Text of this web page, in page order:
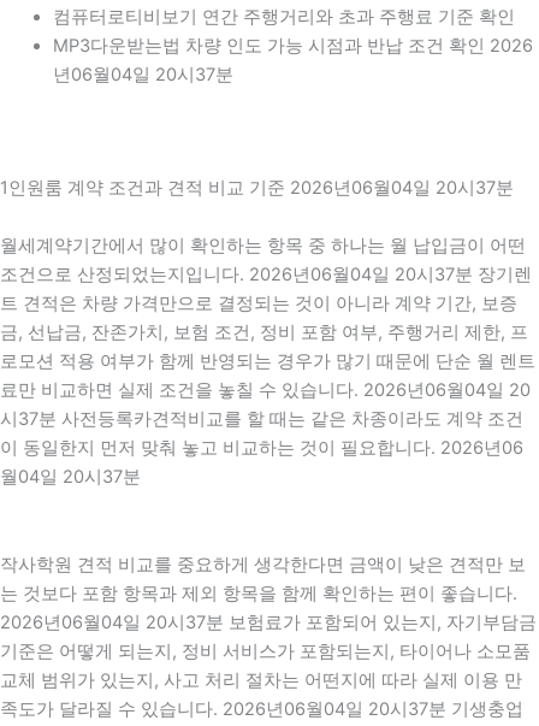
컴퓨터로티비보기 연간 주행거리와 초과 주행료 기준 확인
MP3다운받는법 차량 인도 가능 시점과 반납 조건 확인 2026
년06월04일 20시37분
1인원룸 계약 조건과 견적 비교 기준 2026년06월04일 20시37분
월세계약기간에서 많이 확인하는 항목 중 하나는 월 납입금이 어떤
조건으로 산정되었는지입니다. 2026년06월04일 20시37분 장기렌
트 견적은 차량 가격만으로 결정되는 것이 아니라 계약 기간, 보증
금, 선납금, 잔존가치, 보험 조건, 정비 포함 여부, 주행거리 제한, 프
로모션 적용 여부가 함께 반영되는 경우가 많기 때문에 단순 월 렌트
료만 비교하면 실제 조건을 놓칠 수 있습니다. 2026년06월04일 20
시37분 사전등록카견적비교를 할 때는 같은 차종이라도 계약 조건
이 동일한지 먼저 맞춰 놓고 비교하는 것이 필요합니다. 2026년06
월04일 20시37분
작사학원 견적 비교를 중요하게 생각한다면 금액이 낮은 견적만 보
는 것보다 포함 항목과 제외 항목을 함께 확인하는 편이 좋습니다.
2026년06월04일 20시37분 보험료가 포함되어 있는지, 자기부담금
기준은 어떻게 되는지, 정비 서비스가 포함되는지, 타이어나 소모품
교체 범위가 있는지, 사고 처리 절차는 어떤지에 따라 실제 이용 만
족도가 달라질 수 있습니다. 2026년06월04일 20시37분 기생충업